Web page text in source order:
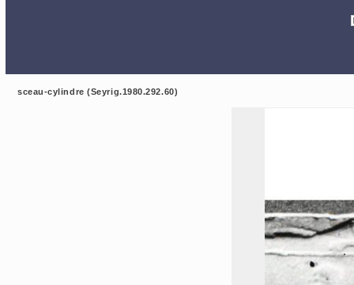
sceau-cylindre (Seyrig.1980.292.60)